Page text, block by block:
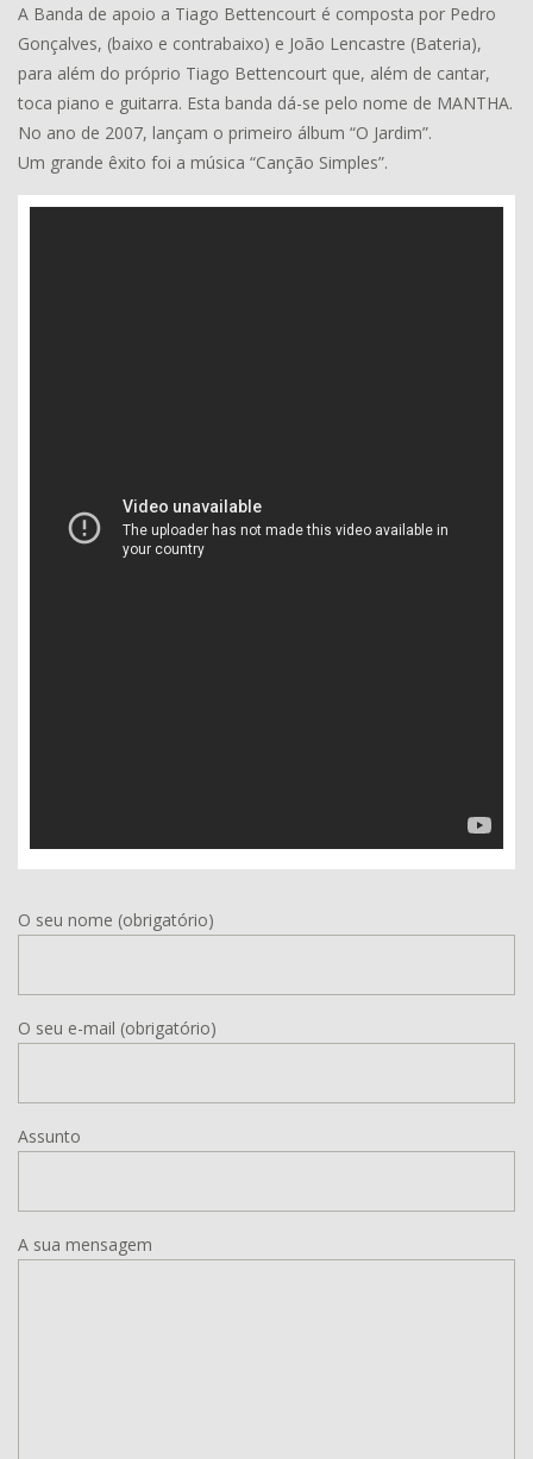
A Banda de apoio a Tiago Bettencourt é composta por Pedro
Gonçalves, (baixo e contrabaixo) e João Lencastre (Bateria),
para além do próprio Tiago Bettencourt que, além de cantar,
toca piano e guitarra. Esta banda dá-se pelo nome de MANTHA.
No ano de 2007, lançam o primeiro álbum “O Jardim”.
Um grande êxito foi a música “Canção Simples”.
O seu nome (obrigatório)
O seu e-mail (obrigatório)
Assunto
A sua mensagem